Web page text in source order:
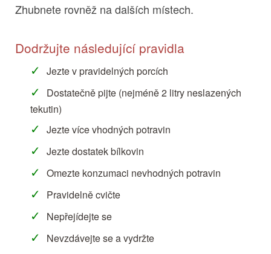
Zhubnete rovněž na dalších místech.
Dodržujte následující pravidla
Jezte v pravidelných porcích
Dostatečně pijte (nejméně 2 litry neslazených
tekutin)
Jezte více vhodných potravin
Jezte dostatek bílkovin
Omezte konzumaci nevhodných potravin
Pravidelně cvičte
Nepřejídejte se
Nevzdávejte se a vydržte